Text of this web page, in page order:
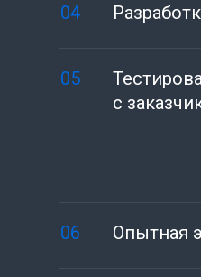
04
05
с
06 Опытная